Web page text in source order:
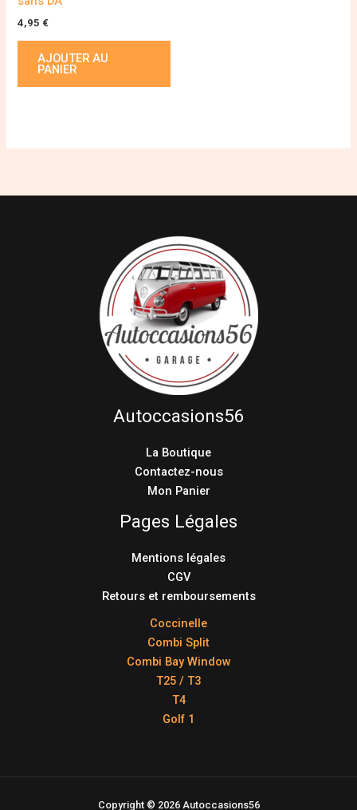
4,95 €
AJOUTER AU
PANIER
Autoccasions56
La Boutique
Contactez-nous
Mon Panier
Pages Légales
Mentions légales
CGV
Retours et remboursements
Coccinelle
Combi Split
Combi Bay Window
T25 / T3
T4
Golf 1
Copyright © 2026 Autoccasions56